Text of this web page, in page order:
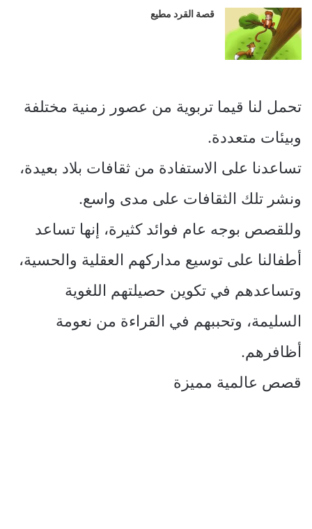
قصة القرد مطيع
تحمل لنا قيما تربوية من عصور زمنية مختلفة
وبيئات متعددة.
تساعدنا على الاستفادة من ثقافات بلاد بعيدة،
ونشر تلك الثقافات على مدى واسع.
وللقصص بوجه عام فوائد كثيرة، إنها تساعد
أطفالنا على توسيع مداركهم العقلية والحسية،
وتساعدهم في تكوين حصيلتهم اللغوية
السليمة، وتحببهم في القراءة من نعومة
أظافرهم.
قصص عالمية مميزة